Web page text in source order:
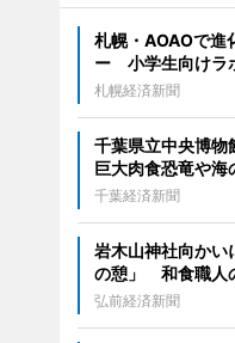
札幌・AOAOで進
ー 小学生向けラ
札幌経済新聞
千葉県立中央博
巨大肉食恐竜や海
千葉経済新聞
岩木山神社向かい
の憩」 和食職人
弘前経済新聞